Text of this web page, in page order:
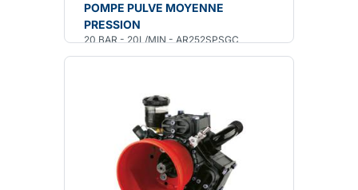
POMPE PULVE MOYENNE
PRESSION
20 BAR - 20L/MIN - AR252SPSGC